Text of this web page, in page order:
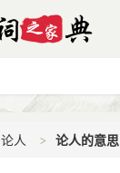
论人 论人的意思